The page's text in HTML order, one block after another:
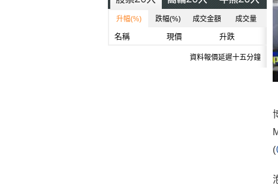
升幅(%) 跌幅(%) 成交金額 成交量
名稱 現價 升跌
資料報價延遲十五分鐘
(